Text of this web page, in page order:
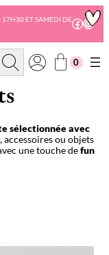
17H30 ET SAMEDI DE
0
sélectionnée avec
ou objets
une touche defun